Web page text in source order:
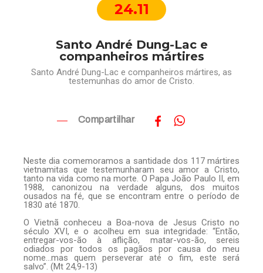
24.11
Santo André Dung-Lac e
companheiros mártires
Santo André Dung-Lac e companheiros mártires, as
testemunhas do amor de Cristo.
Compartilhar
Neste dia comemoramos a santidade dos 117 mártires
vietnamitas que testemunharam seu amor a Cristo,
tanto na vida como na morte. O Papa João Paulo II, em
1988, canonizou na verdade alguns, dos muitos
ousados na fé, que se encontram entre o período de
1830 até 1870.
O Vietnã conheceu a Boa-nova de Jesus Cristo no
século XVI, e o acolheu em sua integridade: “Então,
entregar-vos-ão à aflição, matar-vos-ão, sereis
odiados por todos os pagãos por causa do meu
nome…mas quem perseverar até o fim, este será
salvo”. (Mt 24,9-13)